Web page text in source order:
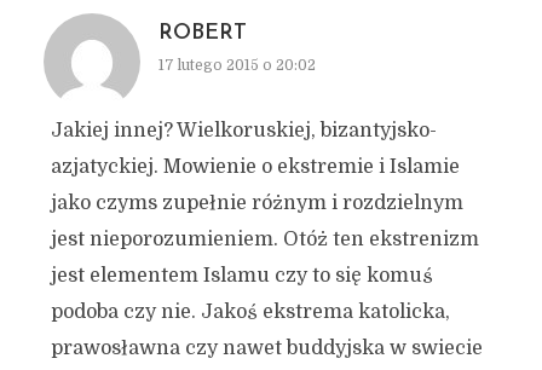
ROBERT
17 lutego 2015 o 20:02
Jakiej innej? Wielkoruskiej, bizantyjsko-
azjatyckiej. Mowienie o ekstremie i Islamie
jako czyms zupełnie różnym i rozdzielnym
jest nieporozumieniem. Otóż ten ekstrenizm
jest elementem Islamu czy to się komuś
podoba czy nie. Jakoś ekstrema katolicka,
prawosławna czy nawet buddyjska w swiecie